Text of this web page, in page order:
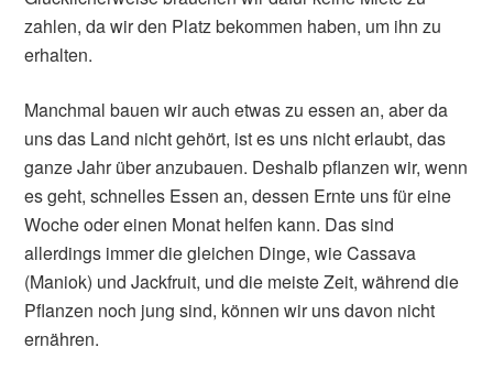
zahlen, da wir den Platz bekommen haben, um ihn zu
erhalten.
Manchmal bauen wir auch etwas zu essen an, aber da
uns das Land nicht gehört, ist es uns nicht erlaubt, das
ganze Jahr über anzubauen. Deshalb pflanzen wir, wenn
es geht, schnelles Essen an, dessen Ernte uns für eine
Woche oder einen Monat helfen kann. Das sind
allerdings immer die gleichen Dinge, wie Cassava
(Maniok) und Jackfruit, und die meiste Zeit, während die
Pflanzen noch jung sind, können wir uns davon nicht
ernähren.